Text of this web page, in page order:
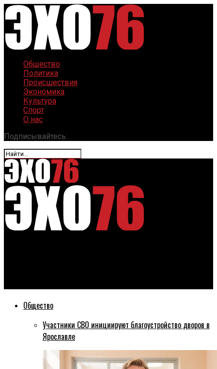
Общество
Политика
Происшествия
Экономика
Культура
Спорт
О нас
Подписывайтесь:
Общество
Участники СВО инициируют благоустройство дворов в
Ярославле